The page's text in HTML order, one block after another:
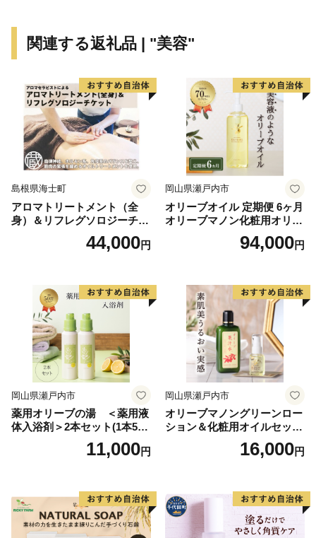
お問合せは、下記にお願いいたします。
＜返礼品・申込情報に関する問い合わせ＞
池田町 ふるさと納税サポートセンター：業務委託先 結
デザイン有限会社
TEL：050-3163-8259
Mail：ikeda@yuidesign.jp
※土曜日・日曜日・祝日・夏季休業（8/13～8/15）・
お問い合わせにはお応え出来ません。
関連する返礼品 | "美容"
島根県海士町
アロマトリートメント（全
身）＆リフレグソロジーチケ
44,000円
岡山県瀬戸内市
オリーブオイル 定期便 6ヶ月
オリーブマノン化粧用オリー
ブオイル 200ml オリーブ オ
イル 美容 スキンケア 化粧用
94,000円
岡山県瀬戸内市
薬用オリーブの湯 ＜薬用液
体入浴剤＞2本セット(1本500
11,000円
岡山県瀬戸内市
オリーブマノングリーンロー
ション＆化粧用オイルセット
美容グッズ スキンケア 化粧
16,000円